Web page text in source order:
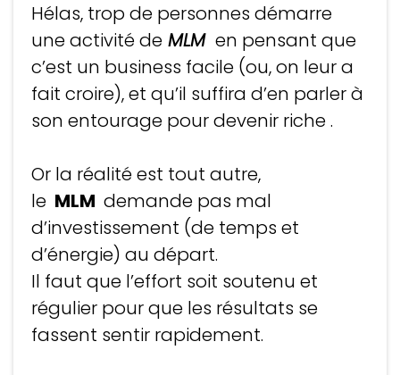
Hélas, trop de personnes démarre
une activité de MLM en pensant que
c’est un business facile (ou, on leur a
fait croire), et qu’il suffira d’en parler à
son entourage pour devenir riche .
Or la réalité est tout autre,
le MLM demande pas mal
d’investissement (de temps et
d’énergie) au départ.
Il faut que l’effort soit soutenu et
régulier pour que les résultats se
fassent sentir rapidement.